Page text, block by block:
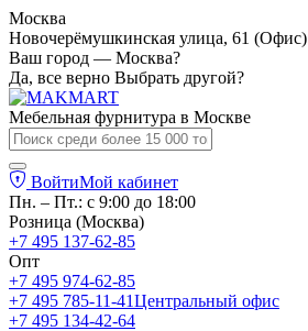
Москва
Новочерёмушкинская улица, 61 (Офис)
Ваш город — Москва?
Да, все верно Выбрать другой?
Мебельная фурнитура в Москве
ВойтиМой кабинет
Пн. – Пт.: с 9:00 до 18:00
Розница (Москва)
+7 495 137-62-85
Опт
+7 495 974-62-85
+7 495 785-11-41Центральный офис
+7 495 134-42-64